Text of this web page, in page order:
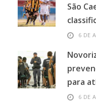
São
6 DE
para
6 DE